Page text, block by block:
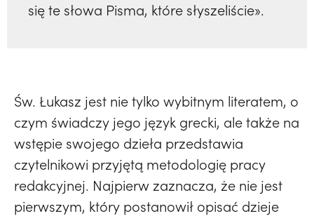
się te słowa Pisma, które słyszeliście».
Św. Łukasz jest nie tylko wybitnym literatem, o
czym świadczy jego język grecki, ale także na
wstępie swojego dzieła przedstawia
czytelnikowi przyjętą metodologię pracy
redakcyjnej. Najpierw zaznacza, że nie jest
pierwszym, który postanowił opisać dzieje